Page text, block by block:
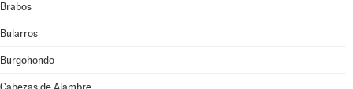
Brabos
Bularros
Burgohondo